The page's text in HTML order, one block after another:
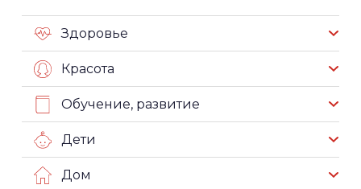
Здоровье
Красота
Обучение, развитие
Дети
Дом